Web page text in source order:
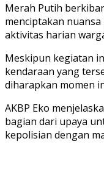
Merah Putih
menciptakan
aktivitas harian
Meskipun kegiatan
kendaraan yang
diharapkan momen
AKBP Eko
bagian dari upaya
kepolisian dengan